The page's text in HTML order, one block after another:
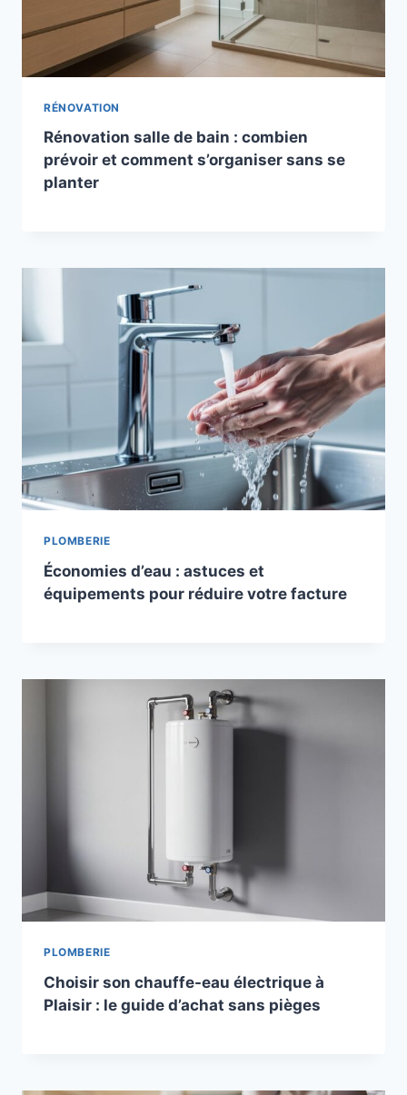
RÉNOVATION
Rénovation salle de bain : combien
prévoir et comment s’organiser sans se
planter
PLOMBERIE
Économies d’eau : astuces et
équipements pour réduire votre facture
PLOMBERIE
Choisir son chauffe-eau électrique à
Plaisir : le guide d’achat sans pièges